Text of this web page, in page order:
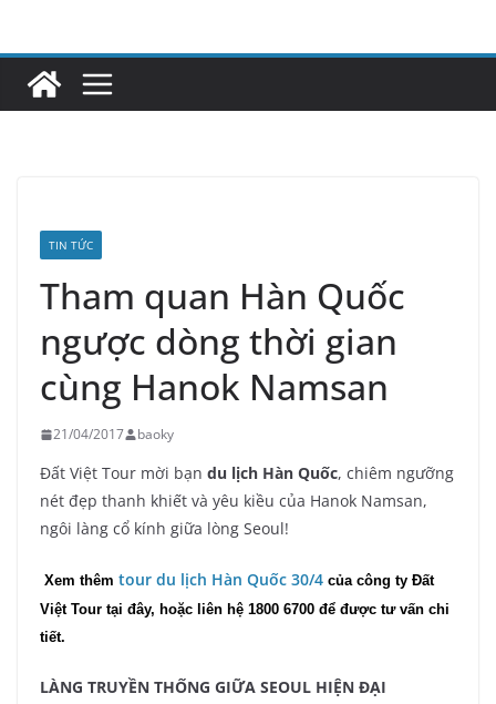
content
TIN TỨC
Tham quan Hàn Quốc
ngược dòng thời gian
cùng Hanok Namsan
21/04/2017 baoky
Đất Việt Tour mời bạn du lịch Hàn Quốc, chiêm ngưỡng
nét đẹp thanh khiết và yêu kiều của Hanok Namsan,
ngôi làng cổ kính giữa lòng Seoul!
Xem thêm tour du lịch Hàn Quốc 30/4 của công ty Đất
Việt Tour tại đây, hoặc liên hệ 1800 6700 để được tư vấn chi
tiết.
LÀNG TRUYỀN THỐNG GIỮA SEOUL HIỆN ĐẠI